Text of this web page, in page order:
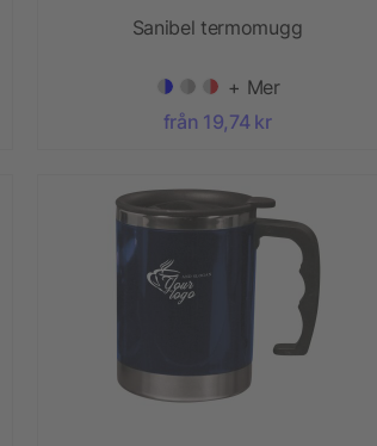
Sanibel termomugg
+ Mer
från 19,74 kr